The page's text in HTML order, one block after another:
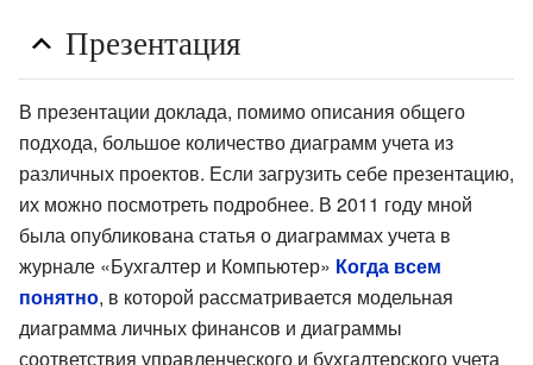
Презентация
В презентации доклада, помимо описания общего
подхода, большое количество диаграмм учета из
различных проектов. Если загрузить себе презентацию,
их можно посмотреть подробнее. В 2011 году мной
была опубликована статья о диаграммах учета в
журнале «Бухгалтер и Компьютер» Когда всем
понятно, в которой рассматривается модельная
диаграмма личных финансов и диаграммы
соответствия управленческого и бухгалтерского учета